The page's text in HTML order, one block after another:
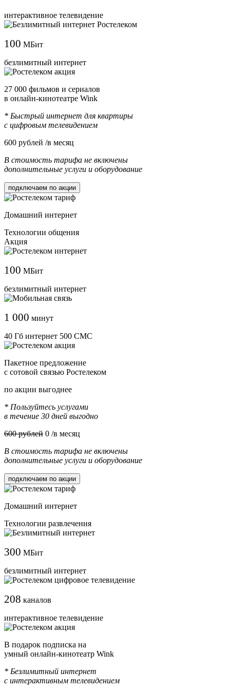
интерактивное телевидение
100 МБит
безлимитный интернет
27 000 фильмов и сериалов
в онлайн-кинотеатре Wink
* Быстрый интернет для квартиры
с цифровым телевидением
600 рублей /в месяц
В стоимость тарифа не включены
дополнительные услуги и оборудование
подключаем по акции
Домашний интернет
Технологии общения
Акция
100 МБит
безлимитный интернет
1 000 минут
40 Гб интернет 500 СМС
Пакетное предложение
с сотовой связью Ростелеком
по акции выгоднее
* Пользуйтесь услугами
в течение 30 дней выгодно
600 рублей 0 /в месяц
В стоимость тарифа не включены
дополнительные услуги и оборудование
подключаем по акции
Домашний интернет
Технологии развлечения
300 МБит
безлимитный интернет
208 каналов
интерактивное телевидение
В подарок подписка на
умный онлайн-кинотеатр Wink
* Безлимитный интернет
с интерактивным телевидением